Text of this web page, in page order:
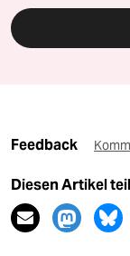
Feedback
Diesen Artikel